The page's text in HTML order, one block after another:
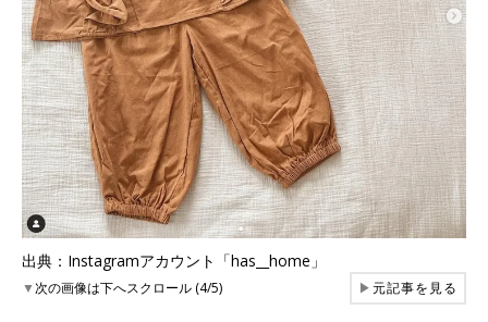
出典：Instagramアカウント「has__home」
▼次の画像は下へスクロール (4/5) ▶元記事を見る